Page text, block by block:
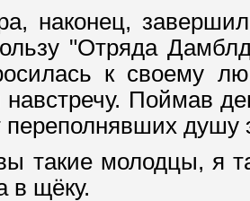
наконец,
"Отряда
к своему
навстречу. Поймав
переполнявших
молодцы, я
в щёку.